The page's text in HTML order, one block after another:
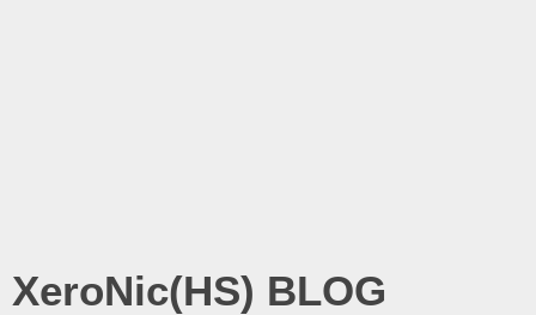
XeroNic(HS) BLOG